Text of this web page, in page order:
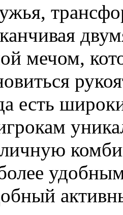
мечом,
есть